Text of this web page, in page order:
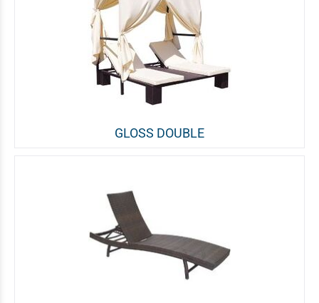
GLOSS DOUBLE